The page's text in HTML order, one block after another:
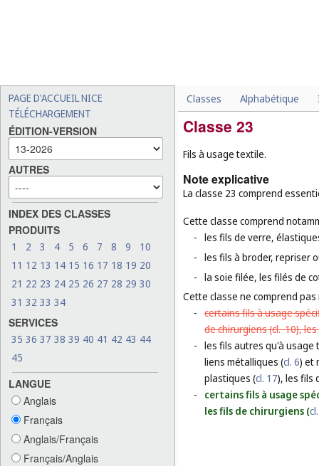
PAGE D'ACCUEIL NICE
TÉLÉCHARGEMENT
ÉDITION-VERSION
AUTRES
INDEX DES CLASSES
PRODUITS
1 2 3 4 5 6 7 8 9
10
11 12 13 14 15 16 17 18 19 20
21 22 23 24 25 26 27 28 29 30
31 32 33 34
SERVICES
35 36 37 38 39 40 41 42 43 44
45
LANGUE
Anglais
Français
Anglais/Français
Français/Anglais
Classes Alphabétique
Classe 23
Fils à usage textile.
Note explicative
La classe 23 comprend
Cette classe comprend
- les fils de verre,
- les fils à broder, repriser
- la soie filée, les filés de
Cette classe ne comprend
- certains fils à usage
de chirurgiens (cl. 10),
- les fils autres qu'à usage
liens métalliques (cl. 6) et
plastiques (cl. 17), les fils
-
certains fils à usage
les fils de chirurgiens (